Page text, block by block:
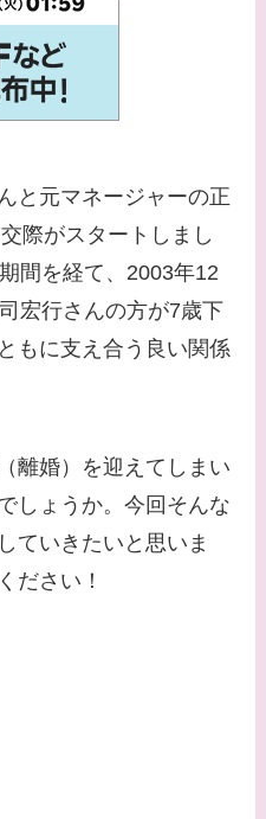
【画像】平子理沙と似
てる有名人３選！ヒア
ルロン酸で顔が変わっ
【画像】早乙女友貴と
島袋寛子の離婚理由は
なに？2人は現在何し
てる？
てる？
【画像】野呂佳代と似
時代痩せていた？旦那
と元マネージャーの正
際がスタートしまし
間を経て、2003年12
宏行さんの方が7歳下
もに支え合う良い関係
離婚）を迎えてしまい
しょうか。今回そんな
ていきたいと思いま
ださい！